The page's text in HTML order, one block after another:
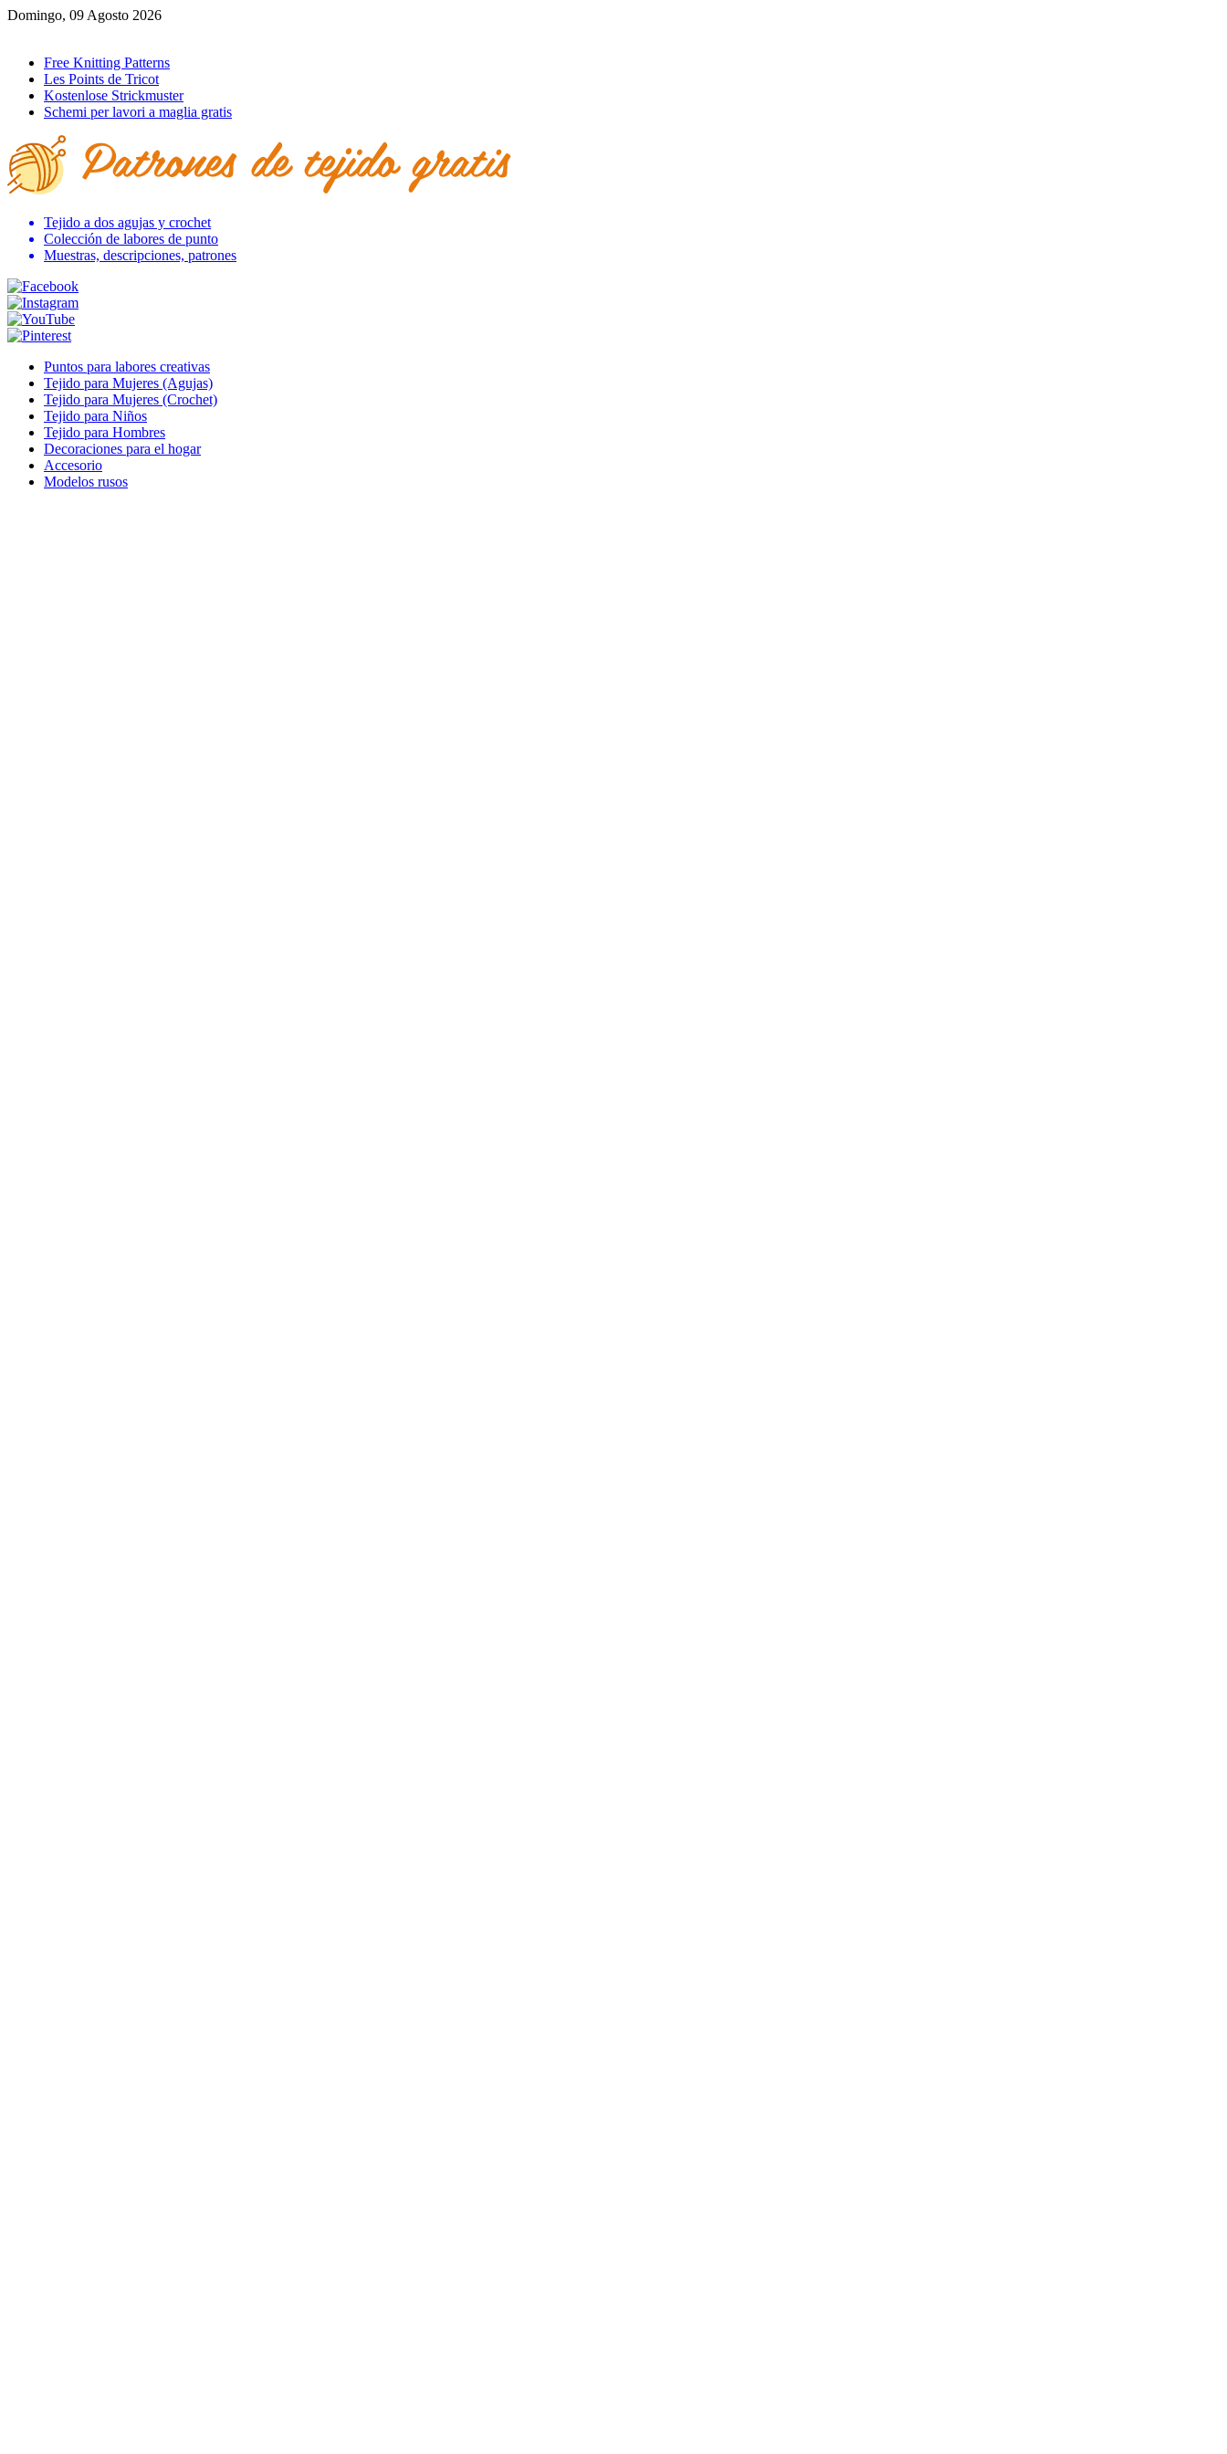
Domingo, 09 Agosto 2026
Free Knitting Patterns
Les Points de Tricot
Kostenlose Strickmuster
Schemi per lavori a maglia gratis
Tejido a dos agujas y crochet
Colección de labores de punto
Muestras, descripciones, patrones
Puntos para labores creativas
Tejido para Mujeres (Agujas)
Tejido para Mujeres (Crochet)
Tejido para Niños
Tejido para Hombres
Decoraciones para el hogar
Accesorio
Modelos rusos